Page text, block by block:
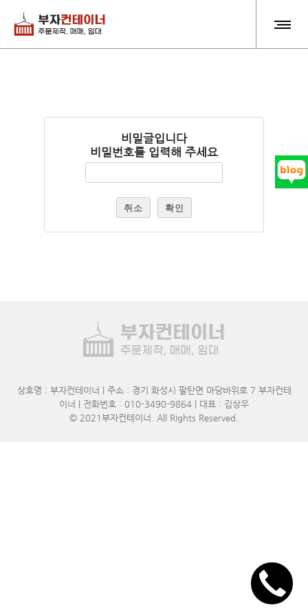
비밀글입니다
비밀번호를 입력해 주세요
취소 확인
상호명 : 부자컨테이너 | 주소 : 경기 화성시 팔탄면 마당바위로 7 부자컨테
이너 | 전화번호 : 010-3490-9864 | 대표 : 김상우
© 2021 부자컨테이너 . All Rights Reserved.